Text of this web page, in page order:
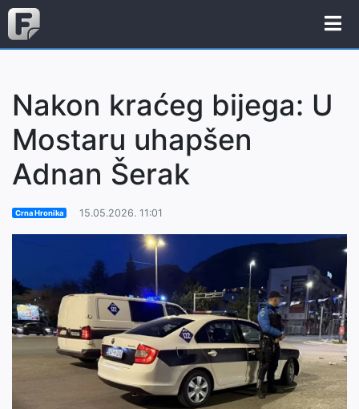
Nakon kraćeg bijega: U
Mostaru uhapšen
Adnan Šerak
Crna Hronika 15.05.2026. 11:01